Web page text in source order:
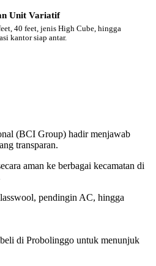
Unit Variatif
40 feet, jenis High Cube, hingga
kantor siap antar.
(BCI Group) hadir menjawab
transparan.
aman ke berbagai kecamatan di
pendingin AC, hingga
di Probolinggo untuk menunjuk